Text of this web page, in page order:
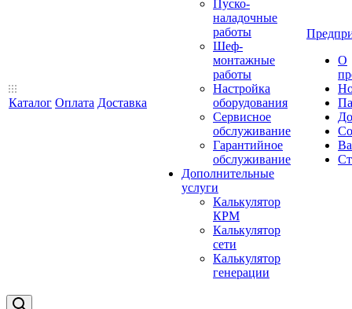
Каталог Оплата Доставка
Пуско-
наладочные
работы
Шеф-
монтажные
работы
Настройка
оборудования
Сервисное
обслуживание
Гарантийное
обслуживание
Дополнительные
услуги
Калькулятор
КРМ
Калькулятор
сети
Калькулятор
генерации
О